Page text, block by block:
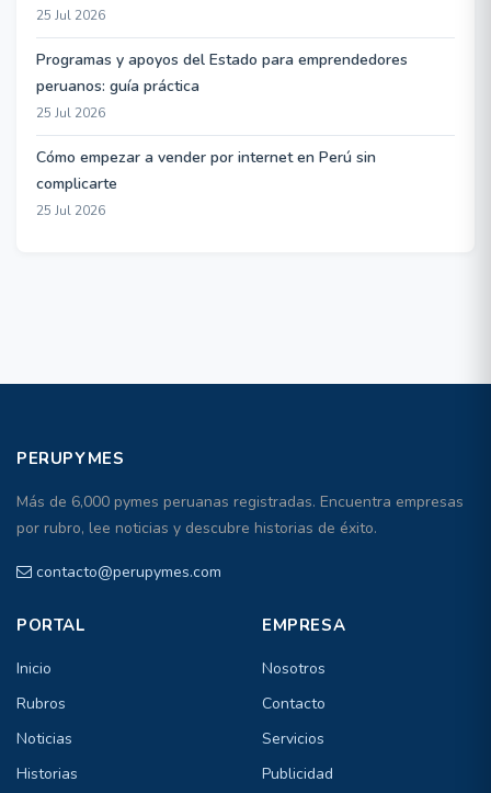
25 Jul 2026
Programas y apoyos del Estado para emprendedores
peruanos: guía práctica
25 Jul 2026
Cómo empezar a vender por internet en Perú sin
complicarte
25 Jul 2026
PERUPYMES
Más de 6,000 pymes peruanas registradas. Encuentra empresas
por rubro, lee noticias y descubre historias de éxito.
contacto@perupymes.com
PORTAL
Inicio
Rubros
Noticias
Historias
EMPRESA
Nosotros
Contacto
Servicios
Publicidad